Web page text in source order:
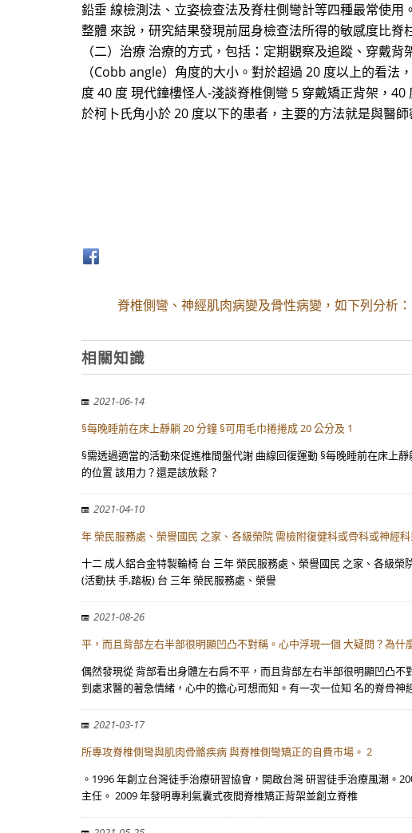
鉛垂 線檢測法、立姿檢查法及脊柱側彎計等四種最常使
整體 來說，研究結果發現前屈身檢查法所得的敏感度比
（二）治療 治療的方式，包括：定期觀察及追蹤、穿戴
（Cobb angle）角度的大小。對於超過 20 度以上的看
度 40 度 現代鐘樓怪人-淺談脊椎側彎 5 穿戴矯正背架，
於柯卜氏角小於 20 度以下的患者，主要的方法就是與醫
脊椎側彎、神經肌肉病變及骨性病變，如下列分析
相關知識
2021-06-14
§每晚睡前在床上靜躺 20 分鐘 §可用毛巾捲捲成 20 公分及 1
§需透過適當的活動來促進椎間盤代謝 曲線回復運動 §每晚睡前在床上
的位置 該用力？還是該放鬆？
2021-04-10
年 榮民服務處、榮譽國民 之家、各級榮院 需檢附復健科或骨科或神經
十二 成人鋁合金特製輪椅 台 三年 榮民服務處、榮譽國民 之家、各級
(活動扶 手,踏板) 台 三年 榮民服務處、榮譽
2021-08-26
平，而且背部左右半部很明顯凹凸不對稱。心中浮現一個 大疑問？為什
偶然發現從 背部看出身體左右肩不平，而且背部左右半部很明顯凹凸
到處求醫的著急情緒，心中的擔心可想而知。有一次一位知 名的脊骨神
2021-03-17
所專攻脊椎側彎與肌肉骨骼疾病 與脊椎側彎矯正的自費市場。 2
。1996 年創立台灣徒手治療研習協會，開啟台灣 研習徒手治療風潮。
主任。 2009 年發明專利氣囊式夜間脊椎矯正背架並創立脊椎